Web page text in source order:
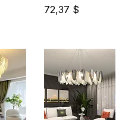
Цена
72,37 $